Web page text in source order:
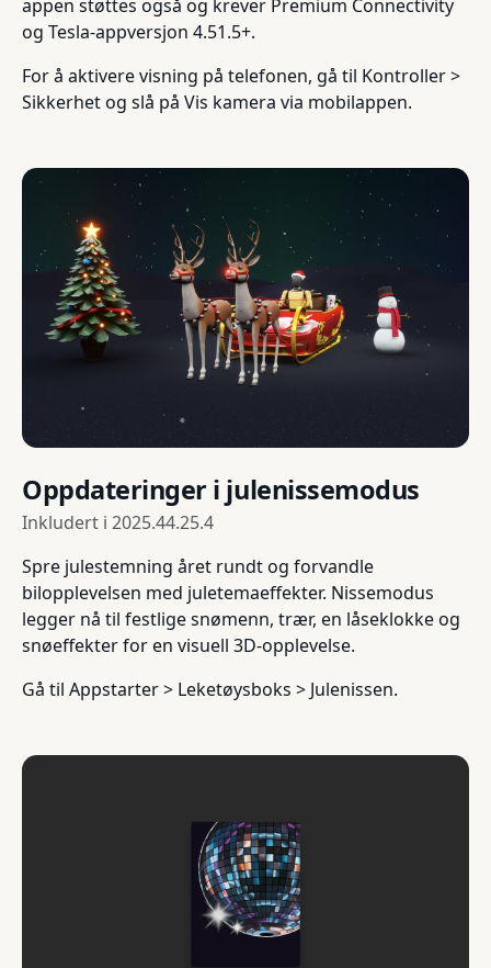
appen støttes også og krever Premium Connectivity
og Tesla-appversjon 4.51.5+.
For å aktivere visning på telefonen, gå til Kontroller >
Sikkerhet og slå på Vis kamera via mobilappen.
Oppdateringer i julenissemodus
Inkludert i 2025.44.25.4
Spre julestemning året rundt og forvandle
bilopplevelsen med juletemaeffekter. Nissemodus
legger nå til festlige snømenn, trær, en låseklokke og
snøeffekter for en visuell 3D-opplevelse.
Gå til Appstarter > Leketøysboks > Julenissen.